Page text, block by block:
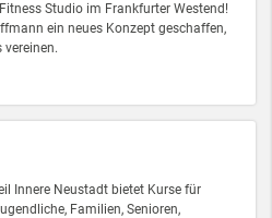
Studio im Frankfurter Westend!
ein neues Konzept geschaffen,
vereinen.
Innere Neustadt bietet Kurse für
Familien, Senioren,